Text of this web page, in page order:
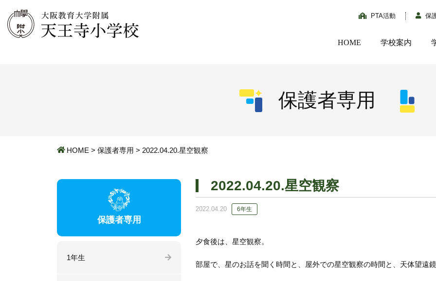
PTA活動 保
HOME 学校案内
保護者専用
HOME > 保護者専用 > 2022.04.20.星空観察
2022.04.20.星空観察
2022.04.20 6年生
夕食後は、星空観察。
部屋で、星のお話を聞く時間と、屋外での星空観察の時間と、天体望遠
保護者専用
1年生